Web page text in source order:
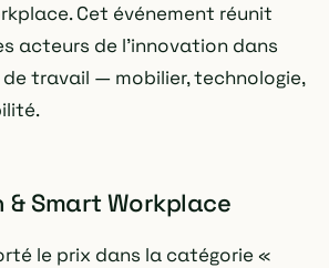
Cet événement réunit
acteurs de l'innovation dans
travail — mobilier, technologie,
& Smart Workplace
le prix dans la catégorie «